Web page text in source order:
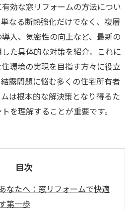
効な窓リフォームの方法につい
なる断熱強化だけでなく、複層
入、気密性の向上など、最新の
た具体的な対策を紹介。これに
環境の実現を目指す方々に役立
露問題に悩む多くの住宅所有者
は根本的な解決策となり得るた
を理解することが重要です。
目次
なたへ：窓リフォームで快適
第一歩